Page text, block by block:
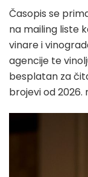
Časopis se
na mailing liste
vinare i
agencije te
besplatan za
brojevi od